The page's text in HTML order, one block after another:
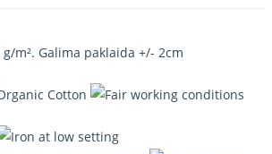
m². Galima paklaida +/- 2cm